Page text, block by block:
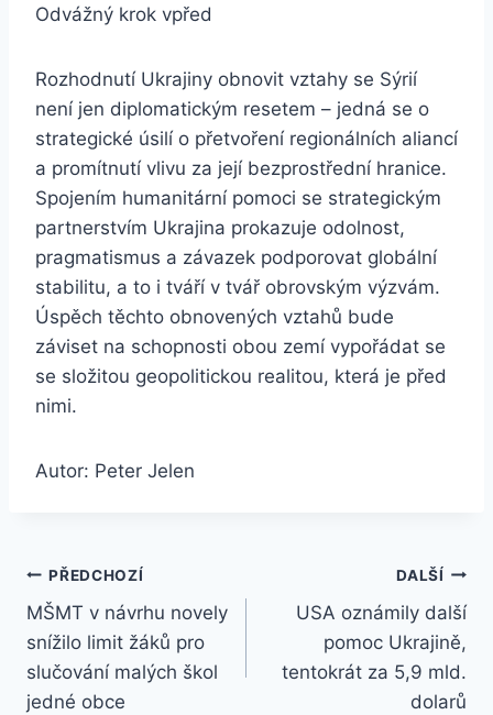
Odvážný krok vpřed
Rozhodnutí Ukrajiny obnovit vztahy se Sýrií
není jen diplomatickým resetem – jedná se o
strategické úsilí o přetvoření regionálních aliancí
a promítnutí vlivu za její bezprostřední hranice.
Spojením humanitární pomoci se strategickým
partnerstvím Ukrajina prokazuje odolnost,
pragmatismus a závazek podporovat globální
stabilitu, a to i tváří v tvář obrovským výzvám.
Úspěch těchto obnovených vztahů bude
záviset na schopnosti obou zemí vypořádat se
se složitou geopolitickou realitou, která je před
nimi.
Autor: Peter Jelen
Navigace
pro
příspěvek
PŘEDCHOZÍ
MŠMT v návrhu novely
snížilo limit žáků pro
slučování malých škol
jedné obce
DALŠÍ
USA oznámily další
pomoc Ukrajině,
tentokrát za 5,9 mld.
dolarů